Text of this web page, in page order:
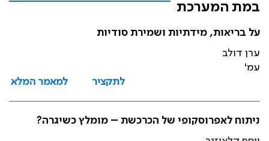
במת המערכת
על בריאות, מידתיות ושמירת סודיות
ערן דולב
עמ'
לתקציר
למאמר המלא
ניתוח לאפרוסקופי של הכרכשת – מומלץ כשיגרה?